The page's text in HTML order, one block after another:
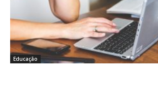
Educação